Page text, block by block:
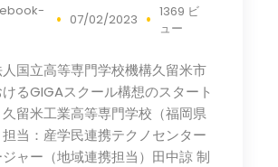
07/02/2023
1369 ビ
ュー
国立高等専門学校機構久留米市
るGIGAスクール構想のスタート
留米工業高等専門学校（福岡県
当：産学民連携テクノセンター
ャー（地域連携担当）田中諒 制